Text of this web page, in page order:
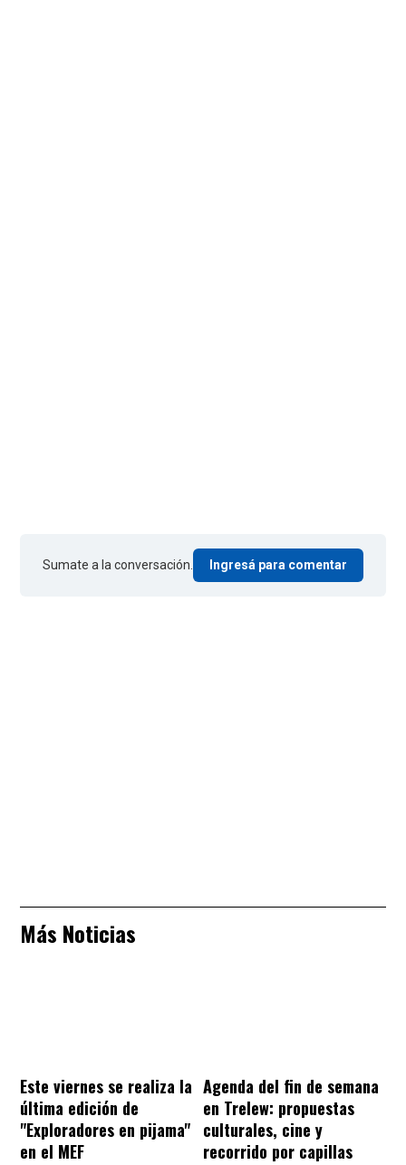
Sumate a la conversación. Ingresá para comentar
Más Noticias
Este viernes se realiza la
última edición de
"Exploradores en pijama"
en el MEF
Agenda del fin de semana
en Trelew: propuestas
culturales, cine y
recorrido por capillas